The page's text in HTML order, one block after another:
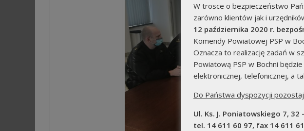
W trosce o bezpieczeństwo
zarówno klientów jak i
12 października 2020 r.
Komendy Powiatowej PSP w
Oznacza to realizację zadań w
Powiatową PSP w Bochni
elektronicznej, telefonicznej, a
Do Państwa dyspozycji
Ul. Ks. J. Poniatowskiego 7, 32
tel. 14 611 60 97, fax 14 611